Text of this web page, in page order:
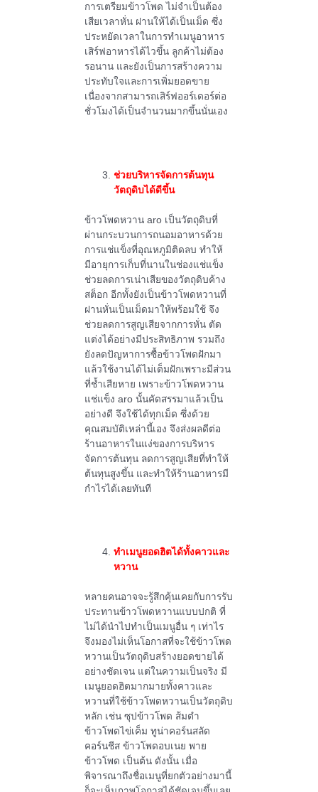
การเตรียมข้าวโพด ไม่จำเป็นต้อง
เสียเวลาหั่น ฝานให้ได้เป็นเม็ด ซึ่ง
ประหยัดเวลาในการทำเมนูอาหาร
เสิร์ฟอาหารได้ไวขึ้น ลูกค้าไม่ต้อง
รอนาน และยังเป็นการสร้างความ
ประทับใจและการเพิ่มยอดขาย
เนื่องจากสามารถเสิร์ฟออร์เดอร์ต่อ
ชั่วโมงได้เป็นจำนวนมากขึ้นนั่นเอง
ช่วยบริหารจัดการต้นทุน
วัตถุดิบได้ดีขึ้น
ข้าวโพดหวาน aro เป็นวัตถุดิบที่
ผ่านกระบวนการถนอมอาหารด้วย
การแช่แข็งที่อุณหภูมิติดลบ ทำให้
มีอายุการเก็บที่นานในช่องแช่แข็ง
ช่วยลดการเน่าเสียของวัตถุดิบค้าง
สต็อก อีกทั้งยังเป็นข้าวโพดหวานที่
ฝานหั่นเป็นเม็ดมาให้พร้อมใช้ จึง
ช่วยลดการสูญเสียจากการหั่น ตัด
แต่งได้อย่างมีประสิทธิภาพ รวมถึง
ยังลดปัญหาการซื้อข้าวโพดฝักมา
แล้วใช้งานได้ไม่เต็มฝักเพราะมีส่วน
ที่ช้ำเสียหาย เพราะข้าวโพดหวาน
แช่แข็ง aro นั้นคัดสรรมาแล้วเป็น
อย่างดี จึงใช้ได้ทุกเม็ด ซึ่งด้วย
คุณสมบัติเหล่านี้เอง จึงส่งผลดีต่อ
ร้านอาหารในแง่ของการบริหาร
จัดการต้นทุน ลดการสูญเสียที่ทำให้
ต้นทุนสูงขึ้น และทำให้ร้านอาหารมี
กำไรได้เลยทันที
ทำเมนูยอดฮิตได้ทั้งคาวและ
หวาน
หลายคนอาจจะรู้สึกคุ้นเคยกับการรับ
ประทานข้าวโพดหวานแบบปกติ ที่
ไม่ได้นำไปทำเป็นเมนูอื่น ๆ เท่าไร
จึงมองไม่เห็นโอกาสที่จะใช้ข้าวโพด
หวานเป็นวัตถุดิบสร้างยอดขายได้
อย่างชัดเจน แต่ในความเป็นจริง มี
เมนูยอดฮิตมากมายทั้งคาวและ
หวานที่ใช้ข้าวโพดหวานเป็นวัตถุดิบ
หลัก เช่น ซุปข้าวโพด ส้มตำ
ข้าวโพดไข่เค็ม ทูน่าคอร์นสลัด
คอร์นชีส ข้าวโพดอบเนย พาย
ข้าวโพด เป็นต้น ดังนั้น เมื่อ
พิจารณาถึงชื่อเมนูที่ยกตัวอย่างมานี้